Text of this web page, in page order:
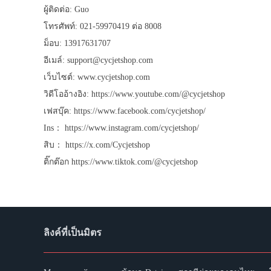
ผู้ติดต่อ: Guo
โทรศัพท์: 021-59970419 ต่อ 8008
ม็อบ: 13917631707
อีเมล์: support@cycjetshop.com
เว็บไซต์: www.cycjetshop.com
วิดีโออ้างอิง: https://www.youtube.com/@cycjetshop
เฟสบุ๊ค: https://www.facebook.com/cycjetshop/
Ins： https://www.instagram.com/cycjetshop/
สิบ： https://x.com/Cycjetshop
ติ๊กต๊อก https://www.tiktok.com/@cycjetshop
ลิงค์ที่เป็นมิตร